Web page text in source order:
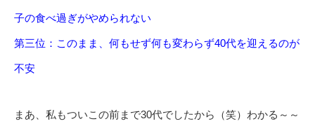
子の食べ過ぎがやめられない
第三位：このまま、何もせず何も変わらず40代を迎えるのが
不安
まあ、私もついこの前まで30代でしたから（笑）わかる～～